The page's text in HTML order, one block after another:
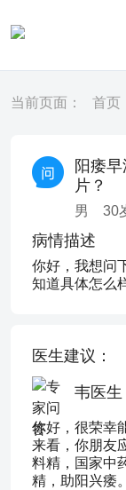
当前页面： 首页
阳痿
片？
男 30
病情描述
你好，我想问
知道具体怎么
医生建议：
韦医生
你好，很荣幸
来看，你朋友
料精，国家中
精，助阳兴痿